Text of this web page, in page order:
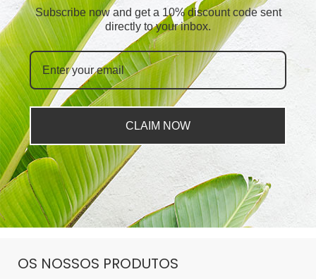
Subscribe now and get a 10% discount code sent
directly to your inbox.
CLAIM NOW
OS NOSSOS PRODUTOS